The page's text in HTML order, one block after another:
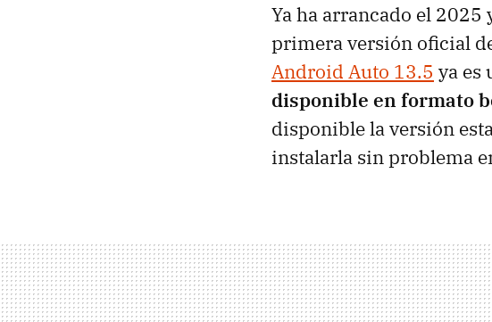
Ya ha arrancado el 2025
primera versión oficial
Android Auto 13.5 ya es
disponible en formato
disponible la versión
instalarla sin problema